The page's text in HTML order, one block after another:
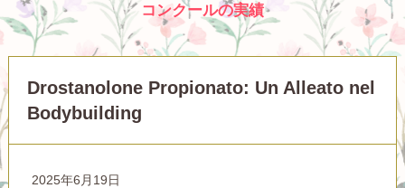
コンクールの実績
Drostanolone Propionato: Un Alleato nel
Bodybuilding
2025年6月19日